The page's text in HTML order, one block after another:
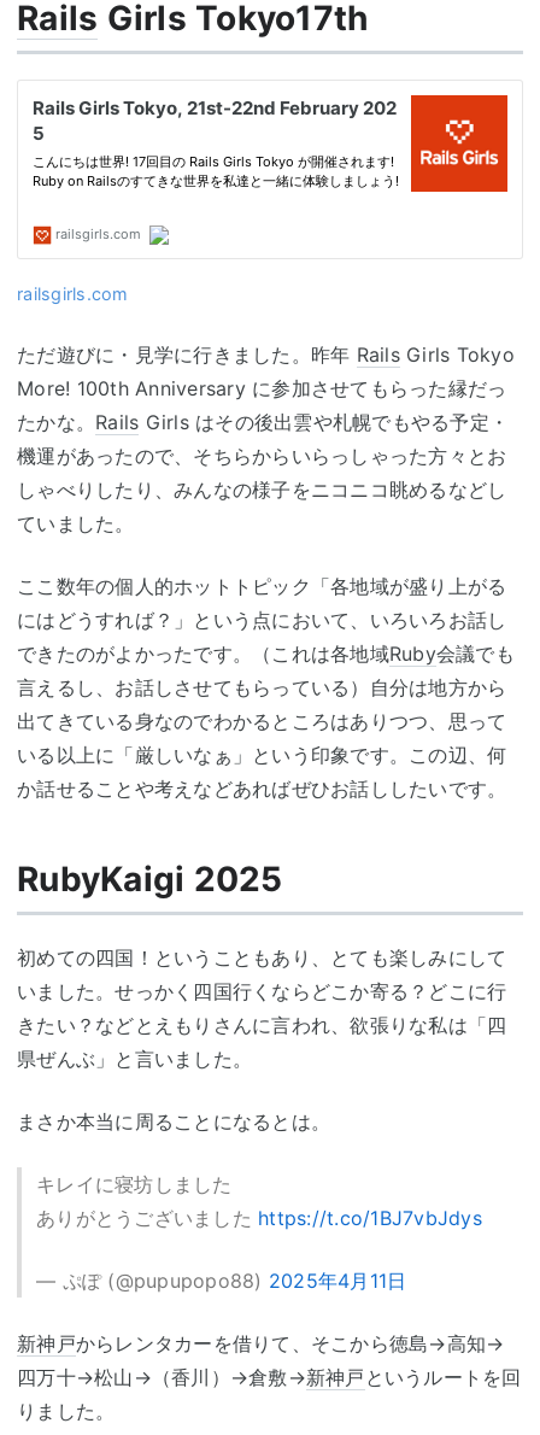
Rails Girls Tokyo17th
railsgirls.com
ただ遊びに・見学に行きました。昨年 RailsGirls Tokyo
More! 100th Anniversary に参加させてもらった縁だっ
たかな。 Rails Girls はその後出雲や札幌でもやる予定・
機運があったので、そちらからいらっしゃった方々とお
しゃべりしたり、みんなの様子をニコニコ眺めるなどし
ていました。
ここ数年の個人的ホットトピック「各地域が盛り上がる
にはどうすれば？」という点において、いろいろお話し
できたのがよかったです。（これは各地域Ruby会議でも
言えるし、お話しさせてもらっている）自分は地方から
出てきている身なのでわかるところはありつつ、思って
いる以上に「厳しいなぁ」という印象です。この辺、何
か話せることや考えなどあればぜひお話ししたいです。
RubyKaigi 2025
初めての四国！ということもあり、とても楽しみにして
いました。せっかく四国行くならどこか寄る？どこに行
きたい？などとえもりさんに言われ、欲張りな私は「四
県ぜんぶ」と言いました。
まさか本当に周ることになるとは。
キレイに寝坊しました
ありがとうございました https://t.co/1BJ7vbJdys
— ぷぽ (@pupupopo88) 2025年4月11日
新神戸からレンタカーを借りて、そこから徳島→高知→
四万十→松山→（香川）→倉敷→新神戸 というルートを回
りました。